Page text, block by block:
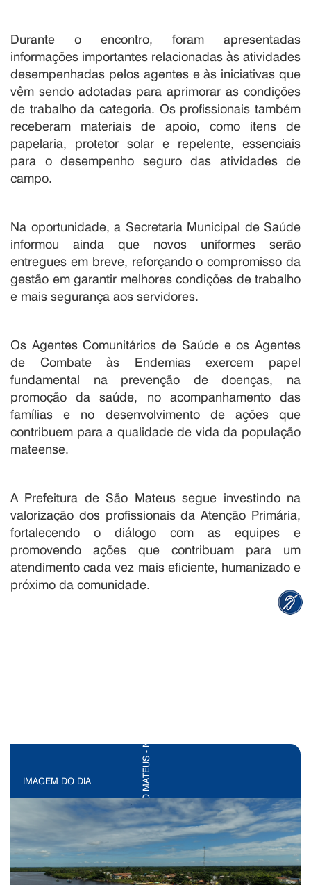
Durante o encontro, foram apresentadas
informações importantes relacionadas às atividades
desempenhadas pelos agentes e às iniciativas que
vêm sendo adotadas para aprimorar as condições
de trabalho da categoria. Os profissionais também
receberam materiais de apoio, como itens de
papelaria, protetor solar e repelente, essenciais
para o desempenho seguro das atividades de
campo.
Na oportunidade, a Secretaria Municipal de Saúde
informou ainda que novos uniformes serão
entregues em breve, reforçando o compromisso da
gestão em garantir melhores condições de trabalho
e mais segurança aos servidores.
Os Agentes Comunitários de Saúde e os Agentes
de Combate às Endemias exercem papel
fundamental na prevenção de doenças, na
promoção da saúde, no acompanhamento das
famílias e no desenvolvimento de ações que
contribuem para a qualidade de vida da população
mateense.
A Prefeitura de São Mateus segue investindo na
valorização dos profissionais da Atenção Primária,
fortalecendo o diálogo com as equipes e
promovendo ações que contribuam para um
atendimento cada vez mais eficiente, humanizado e
próximo da comunidade.
IMAGEM DO DIA